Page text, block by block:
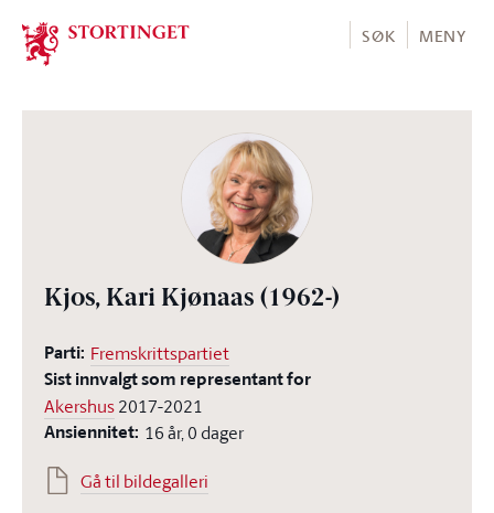
Stortinget.no
SØK MENY
Kjos, Kari Kjønaas (1962-)
Parti: Fremskrittspartiet
Sist innvalgt som representant for
Akershus2017-2021
Ansiennitet: 16 år, 0 dager
Gå til bildegalleri